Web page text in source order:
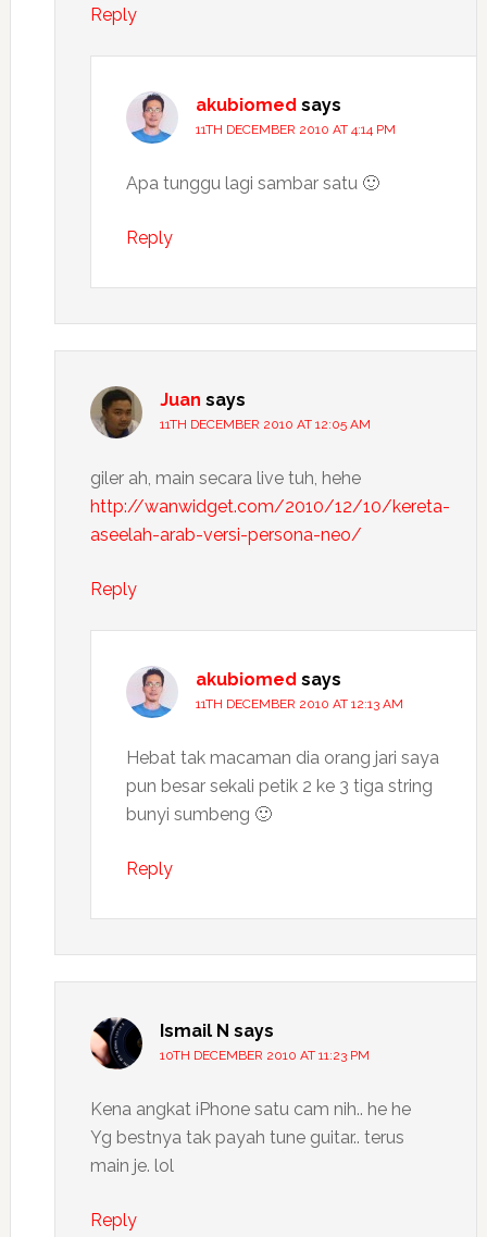
Reply
akubiomed says
11TH DECEMBER 2010 AT 4:14 PM
Apa tunggu lagi sambar satu 🙂
Reply
Juan says
11TH DECEMBER 2010 AT 12:05 AM
giler ah, main secara live tuh, hehe
http://wanwidget.com/2010/12/10/kereta-
aseelah-arab-versi-persona-neo/
Reply
akubiomed says
11TH DECEMBER 2010 AT 12:13 AM
Hebat tak macaman dia orang jari saya
pun besar sekali petik 2 ke 3 tiga string
bunyi sumbeng 🙂
Reply
Ismail N says
10TH DECEMBER 2010 AT 11:23 PM
Kena angkat iPhone satu cam nih.. he he
Yg bestnya tak payah tune guitar.. terus
main je. lol
Reply